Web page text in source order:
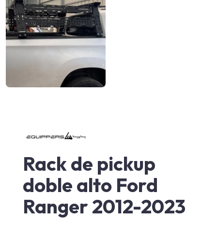
Rack de pickup
doble alto Ford
Ranger 2012-2023